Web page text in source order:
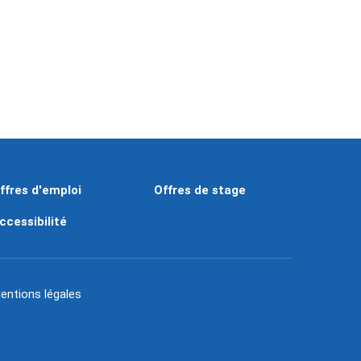
d'emploi Offres de stage
légales